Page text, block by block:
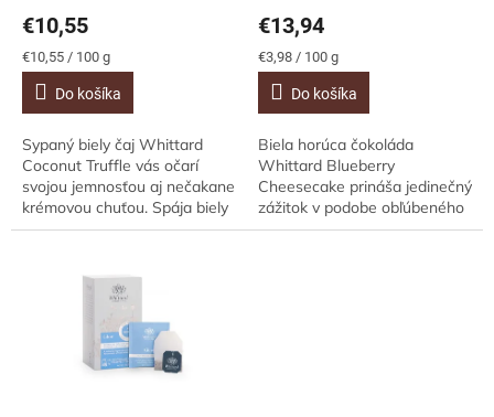
€10,55
Jednotková
cena:
€10,55 / 100 g
Do košíka
Sypaný biely čaj Whittard
Coconut Truffle vás očarí
svojou jemnosťou aj nečakane
krémovou chuťou. Spája biely
čaj, kokos a kakaové jadrá do
€13,94
Jednotková
cena:
€3,98 / 100 g
Do košíka
Biela horúca čokoláda
Whittard Blueberry
Cheesecake prináša jedinečný
zážitok v podobe obľúbeného
dezertu vo šálke. Spája sladké